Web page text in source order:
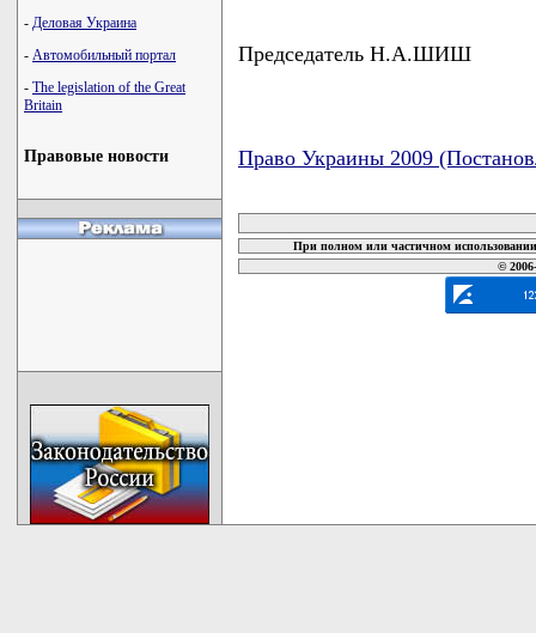
- Деловая Украина
- Автомобильный портал
- The legislation of the Great
Britain
Правовые новости
Председатель Н.А.ШИШ
Право Украины 2009
При полном или частичном
©